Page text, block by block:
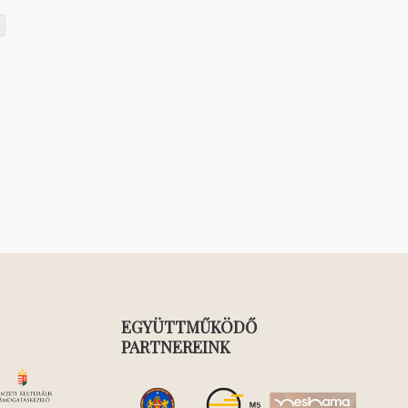
EGYÜTTMŰKÖDŐ
PARTNEREINK